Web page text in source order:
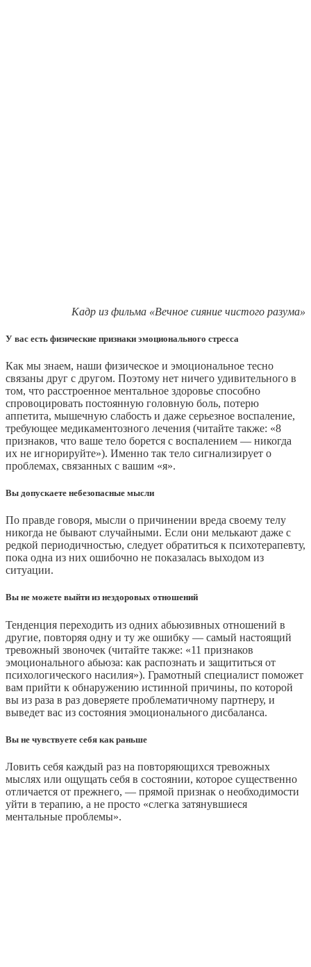
Кадр из фильма «Вечное сияние чистого разума»
У вас есть физические признаки эмоционального стресса
Как мы знаем, наши физическое и эмоциональное тесно
связаны друг с другом. Поэтому нет ничего удивительного в
том, что расстроенное ментальное здоровье способно
спровоцировать постоянную головную боль, потерю
аппетита, мышечную слабость и даже серьезное воспаление,
требующее медикаментозного лечения (читайте также: «8
признаков, что ваше тело борется с воспалением — никогда
их не игнорируйте»). Именно так тело сигнализирует о
проблемах, связанных с вашим «я».
Вы допускаете небезопасные мысли
По правде говоря, мысли о причинении вреда своему телу
никогда не бывают случайными. Если они мелькают даже с
редкой периодичностью, следует обратиться к психотерапевту,
пока одна из них ошибочно не показалась выходом из
ситуации.
Вы не можете выйти из нездоровых отношений
Тенденция переходить из одних абьюзивных отношений в
другие, повторяя одну и ту же ошибку — самый настоящий
тревожный звоночек (читайте также: «11 признаков
эмоционального абьюза: как распознать и защититься от
психологического насилия»). Грамотный специалист поможет
вам прийти к обнаружению истинной причины, по которой
вы из раза в раз доверяете проблематичному партнеру, и
выведет вас из состояния эмоционального дисбаланса.
Вы не чувствуете себя как раньше
Ловить себя каждый раз на повторяющихся тревожных
мыслях или ощущать себя в состоянии, которое существенно
отличается от прежнего, — прямой признак о необходимости
уйти в терапию, а не просто «слегка затянувшиеся
ментальные проблемы».